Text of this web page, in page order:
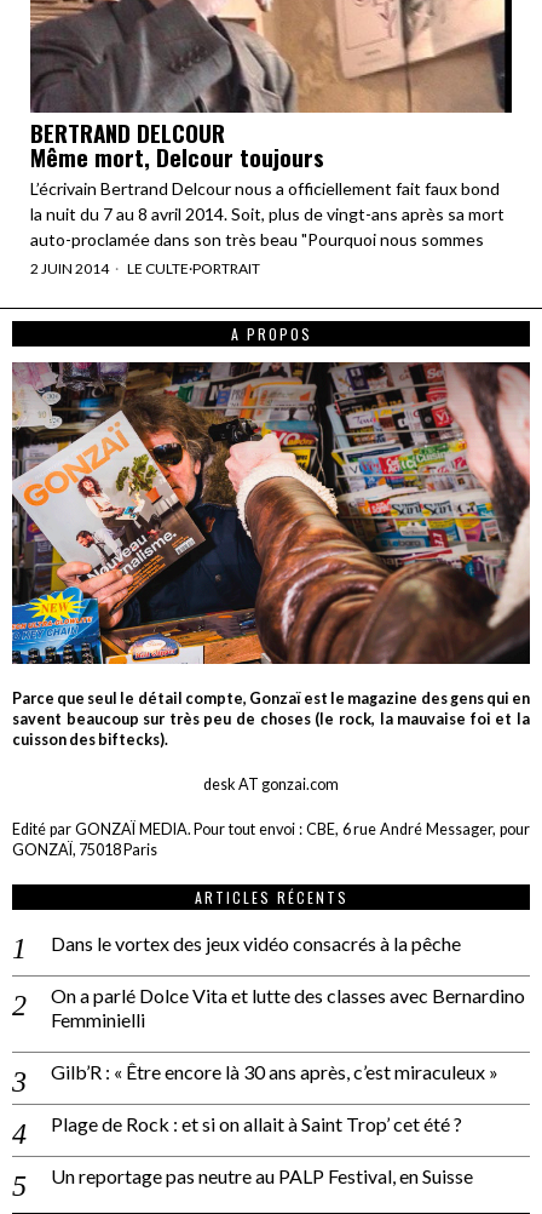
BERTRAND DELCOUR
Même mort, Delcour toujours
L’écrivain Bertrand Delcour nous a officiellement fait faux bond
la nuit du 7 au 8 avril 2014. Soit, plus de vingt-ans après sa mort
auto-proclamée dans son très beau "Pourquoi nous sommes
2 JUIN 2014 LE CULTE·PORTRAIT
A PROPOS
Parce que seul le détail compte, Gonzaï est le magazine des gens qui en
savent beaucoup sur très peu de choses (le rock, la mauvaise foi et la
cuisson des biftecks).
desk AT gonzai.com
Edité par GONZAÏ MEDIA. Pour tout envoi : CBE, 6 rue André Messager, pour
GONZAÏ, 75018 Paris
ARTICLES RÉCENTS
Dans le vortex des jeux vidéo consacrés à la pêche
On a parlé Dolce Vita et lutte des classes avec Bernardino
Femminielli
Gilb’R : « Être encore là 30 ans après, c’est miraculeux »
Plage de Rock : et si on allait à Saint Trop’ cet été ?
Un reportage pas neutre au PALP Festival, en Suisse